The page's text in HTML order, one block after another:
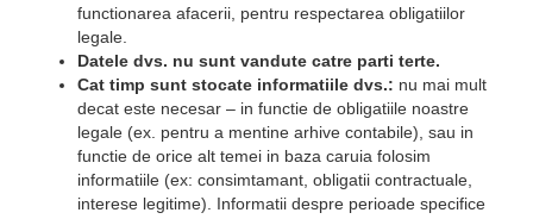
functionarea afacerii, pentru respectarea obligatiilor
legale.
Datele dvs. nu sunt vandute catre parti terte.
Cat timp sunt stocate informatiile dvs.: nu mai mult
decat este necesar – in functie de obligatiile noastre
legale (ex. pentru a mentine arhive contabile), sau in
functie de orice alt temei in baza caruia folosim
informatiile (ex: consimtamant, obligatii contractuale,
interese legitime). Informatii despre perioade specifice